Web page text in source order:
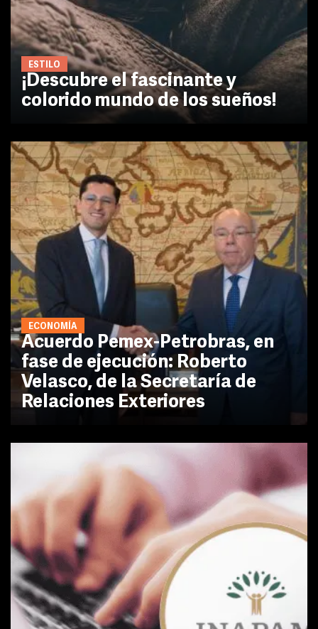
ESTILO
¡Descubre el fascinante y
colorido mundo de los sueños!
ECONOMÍA
Acuerdo Pemex-Petrobras, en
fase de ejecución: Roberto
Velasco, de la Secretaría de
Relaciones Exteriores